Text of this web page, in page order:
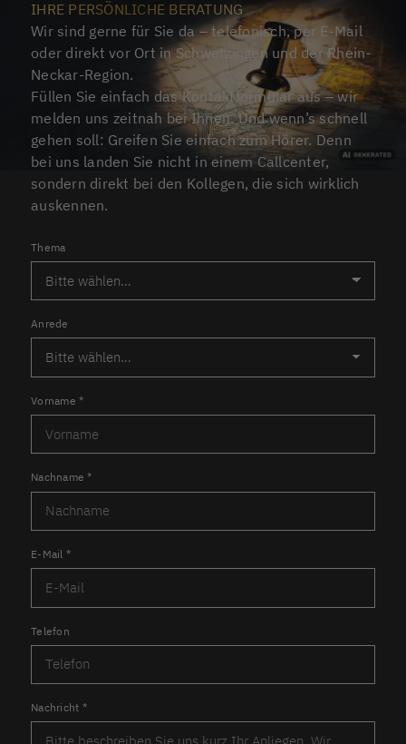
IHRE PERSÖNLICHE BERATUNG
Wir sind gerne für Sie da – telefonisch, per E-Mail
oder direkt vor Ort in Schwetzingen und der Rhein-
Neckar-Region.
Füllen Sie einfach das Kontaktformular aus – wir
melden uns zeitnah bei Ihnen. Und wenn’s schnell
gehen soll: Greifen Sie einfach zum Hörer. Denn
bei uns landen Sie nicht in einem Callcenter,
sondern direkt bei den Kollegen, die sich wirklich
auskennen.
Thema
Anrede
Vorname*
Nachname*
E-Mail *
Telefon
Nachricht *